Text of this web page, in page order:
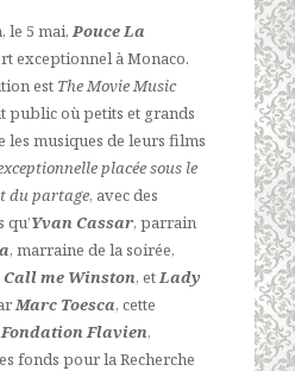
le 5 mai,Pouce La
exceptionnel à Monaco.
est The Movie Music
public où petits et grands
musiques de leurs films
placéesous le
du partage, avec des
qu’Yvan Cassar, parrain
, marraine de la soirée,
Call me Winston, etLady
Marc Toesca, cette
Fondation Flavien,
fonds pour la Recherche